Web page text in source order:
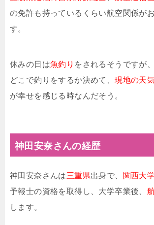
の免許も持っているくらい航空関係が
す。
休みの日は魚釣り をされるそうですが
どこで釣りをするか決めて、現地の天
が幸せを感じる時なんだそう。
神田安奈さんの経歴
神田安奈さんは三重県出身で、 関西大
予報士の資格を取得し、大学卒業後、
します。